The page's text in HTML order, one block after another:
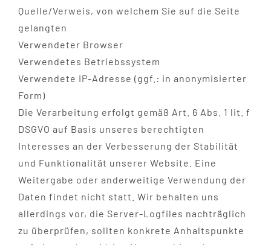
Quelle/Verweis, von welchem Sie auf die Seite
gelangten
Verwendeter Browser
Verwendetes Betriebssystem
Verwendete IP-Adresse (ggf.: in anonymisierter
Form)
Die Verarbeitung erfolgt gemäß Art. 6 Abs. 1 lit. f
DSGVO auf Basis unseres berechtigten
Interesses an der Verbesserung der Stabilität
und Funktionalität unserer Website. Eine
Weitergabe oder anderweitige Verwendung der
Daten findet nicht statt. Wir behalten uns
allerdings vor, die Server-Logfiles nachträglich
zu überprüfen, sollten konkrete Anhaltspunkte